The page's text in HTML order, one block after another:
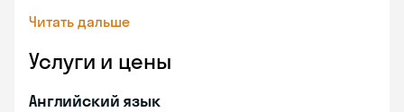
Читать дальше
Услуги и цены
Английский язык